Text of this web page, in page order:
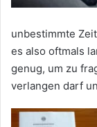
unbestimmte
es also oftmals
genug, um zu
verlangen darf